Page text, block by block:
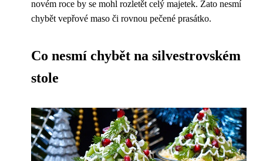
novém roce by se mohl rozletět celý majetek. Zato nesmí
chybět vepřové maso či rovnou pečené prasátko.
Co nesmí chybět na silvestrovském
stole